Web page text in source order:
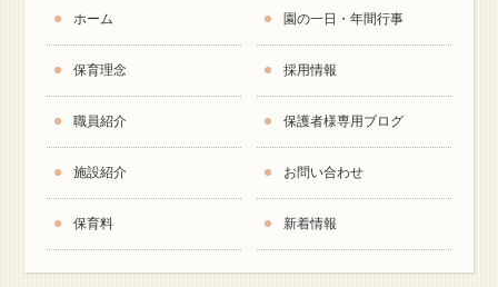
ホーム
保育理念
職員紹介
施設紹介
保育料
園の一日・年間行事
採用情報
保護者様専用ブログ
お問い合わせ
新着情報